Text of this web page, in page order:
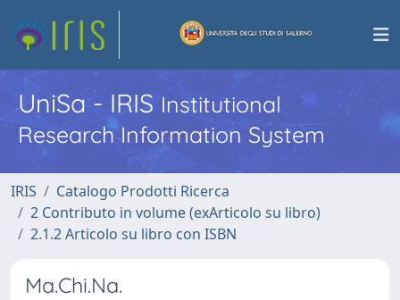
UniSa - IRISInstitutional
Research Information System
IRIS
Catalogo Prodotti Ricerca
2 Contributo in volume (exArticolo su libro)
2.1.2 Articolo su libro con ISBN
Ma.Chi.Na.